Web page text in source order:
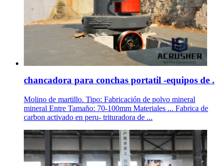
chancadora para conchas portatil -equipos de .
Molino de martillo. Tipo: Fabricación de polvo mineral
mineral Entre Tamaño: 70-100mm Materiales ... Fabrica de
carbon activado en peru- trituradora de ...